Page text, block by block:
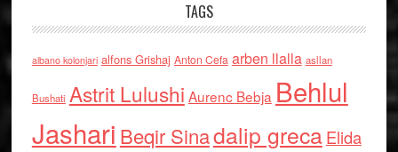
TAGS
albano kolonjari alfons Grishaj Anton Cefa arben llalla asllan
Bushati Astrit Lulushi Aurenc Bebja Behlul
Jashari Beqir Sinadalip grecaElida